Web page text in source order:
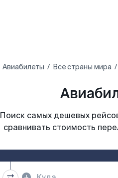
Авиабилеты Все страны мира
Поиск самых дешевых
сравнивать стоимость